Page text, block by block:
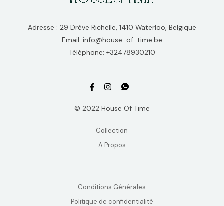
Adresse : 29 Drève Richelle, 1410 Waterloo, Belgique
Email: info@house-of-time.be
Téléphone: +32478930210
© 2022 House Of Time
Collection
A Propos
Conditions Générales
Politique de confidentialité